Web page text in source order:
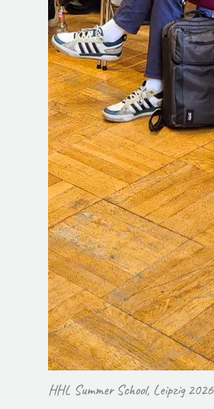
HHL Summer School, Leipzig 2026